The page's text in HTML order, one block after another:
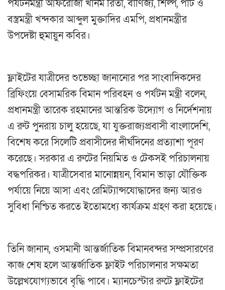
পর্যটনমন্ত্রী আফরোজা খানম রিতা, বাণিজ্য, শিল্প, পাট ও
বস্ত্রমন্ত্রী খন্দকার আব্দুল মুক্তাদির এমপি, প্রধানমন্ত্রীর
উপদেষ্টা হুমায়ুন কবির।
ফ্লাইটের যাত্রীদের শুভেচ্ছা জানানোর পর সাংবাদিকদের
ব্রিফিংয়ে বেসামরিক বিমান পরিবহন ও পর্যটন মন্ত্রী বলেন,
প্রধানমন্ত্রী তারেক রহমানের আন্তরিক উদ্যোগ ও নির্দেশনায়
এ রুট পুনরায় চালু হয়েছে, যা যুক্তরাজ্যপ্রবাসী বাংলাদেশি,
বিশেষ করে সিলেটি প্রবাসীদের দীর্ঘদিনের প্রত্যাশা পূরণ
করেছে। সরকার এ রুটের নিয়মিত ও টেকসই পরিচালনায়
বদ্ধপরিকর। যাত্রীসেবার মানোন্নয়ন, বিমান ভাড়া যৌক্তিক
পর্যায়ে নিয়ে আসা এবং রেমিট্যান্সযোদ্ধাদের জন্য আরও
সুবিধা নিশ্চিত করতে ইতোমধ্যে কার্যক্রম গ্রহণ করা হয়েছে।
তিনি জানান, ওসমানী আন্তর্জাতিক বিমানবন্দর সম্প্রসারণের
কাজ শেষ হলে আন্তর্জাতিক ফ্লাইট পরিচালনার সক্ষমতা
উল্লেখযোগ্যভাবে বৃদ্ধি পাবে। ম্যানচেস্টার রুটে ফ্লাইটের